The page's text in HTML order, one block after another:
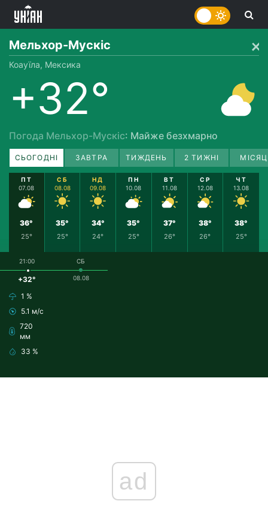
Мельхор-Мускіс
Коауїла, Мексика
+32°
Погода Мельхор-Мускіс: Майже безхмарно
СЬОГОДНІ ЗАВТРА ТИЖДЕНЬ 2 ТИЖНІ
ПТ
07.08
36°
25°
СБ
08.08
35°
25°
НД
09.08
34°
24°
ПН
10.08
35°
25°
ВТ
11.08
37°
26°
СР
12.08
38°
26°
ЧТ
13.08
38°
25°
21:00
+32°
1 %
5.1 м/с
720
мм
33 %
СБ
08.08
ad